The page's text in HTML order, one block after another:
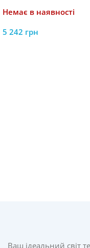
Ефективний Захист для
Немає в наявності
5 242 грн
Ваш ідеальний світ